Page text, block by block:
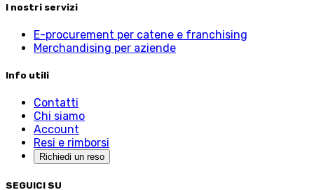
I nostri servizi
E-procurement per catene e franchising
Merchandising per aziende
Info utili
Contatti
Chi siamo
Account
Resi e rimborsi
Richiedi un reso
SEGUICI SU